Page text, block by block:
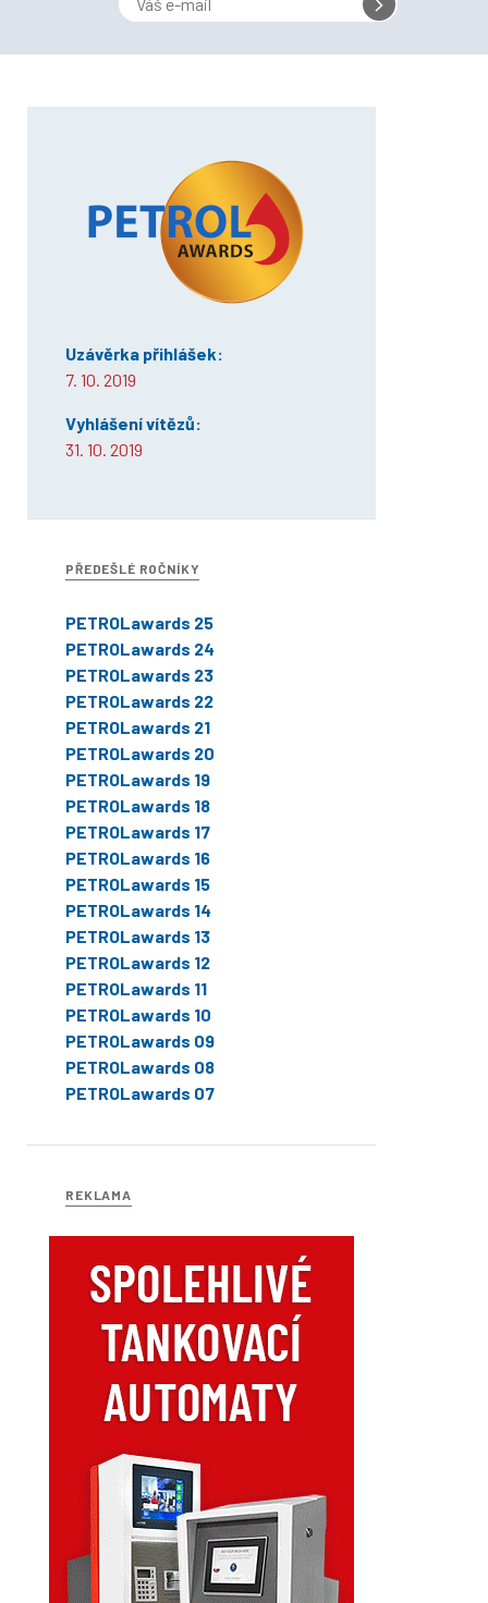
Uzávěrka přihlášek:
7. 10. 2019
Vyhlášení vítězů:
31. 10. 2019
PŘEDEŠLÉ ROČNÍKY
PETROLawards 25
PETROLawards 24
PETROLawards 23
PETROLawards 22
PETROLawards 21
PETROLawards 20
PETROLawards 19
PETROLawards 18
PETROLawards 17
PETROLawards 16
PETROLawards 15
PETROLawards 14
PETROLawards 13
PETROLawards 12
PETROLawards 11
PETROLawards 10
PETROLawards 09
PETROLawards 08
PETROLawards 07
REKLAMA